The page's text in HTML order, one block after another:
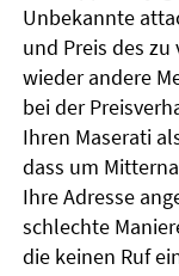
Unbekannte
und Preis des
wieder andere
bei der
Ihren Maserati
dass um
Ihre Adresse
schlechte
die keinen Ruf